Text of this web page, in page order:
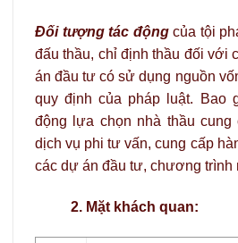
Đối tượng tác độngcủa tội
đấu thầu, chỉ định thầu đối với
án đầu tư có sử dụng nguồn
quy định của pháp luật. Bao
động lựa chọn nhà thầu
dịch vụ phi tư vấn, cung cấp
các dự án đầu tư, chương trình
2. Mặt khách quan: